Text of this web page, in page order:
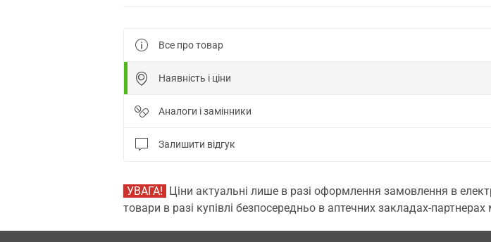
Все про товар
Наявність і ціни
Аналоги і замінники
Залишити відгук
УВАГА! Ціни актуальні лише в разі оформлення замовлення в
товари в разі купівлі безпосередньо в аптечних закладах-